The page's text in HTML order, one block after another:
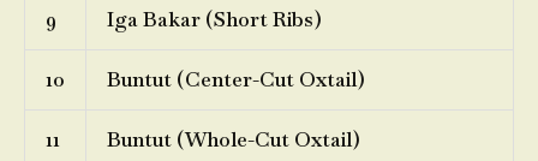
9 Iga Bakar (Short Ribs)
10 Buntut (Center-Cut Oxtail)
11 Buntut (Whole-Cut Oxtail)